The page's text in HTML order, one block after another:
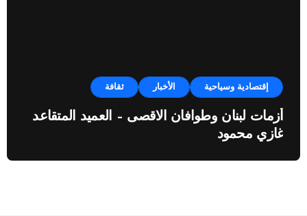
إقتصادية وسياحية الأخبار ثقافة
أزمات لبنان وطوافان الاقصى – العميد المتقاعد
غازي محمود